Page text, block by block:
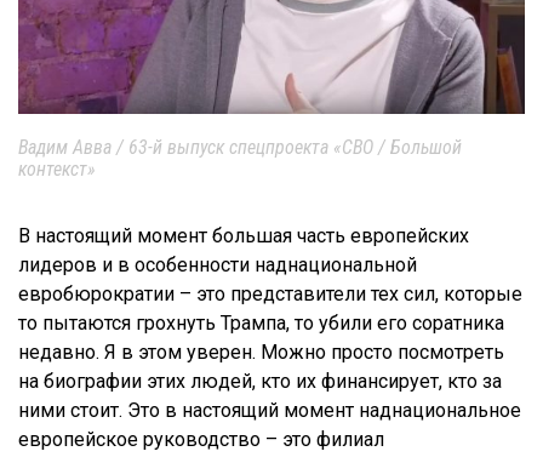
Вадим Авва / 63-й выпуск спецпроекта «СВО / Большой
контекст»
В настоящий момент большая часть европейских
лидеров и в особенности наднациональной
евробюрократии – это представители тех сил, которые
то пытаются грохнуть Трампа, то убили его соратника
недавно. Я в этом уверен. Можно просто посмотреть
на биографии этих людей, кто их финансирует, кто за
ними стоит. Это в настоящий момент наднациональное
европейское руководство – это филиал